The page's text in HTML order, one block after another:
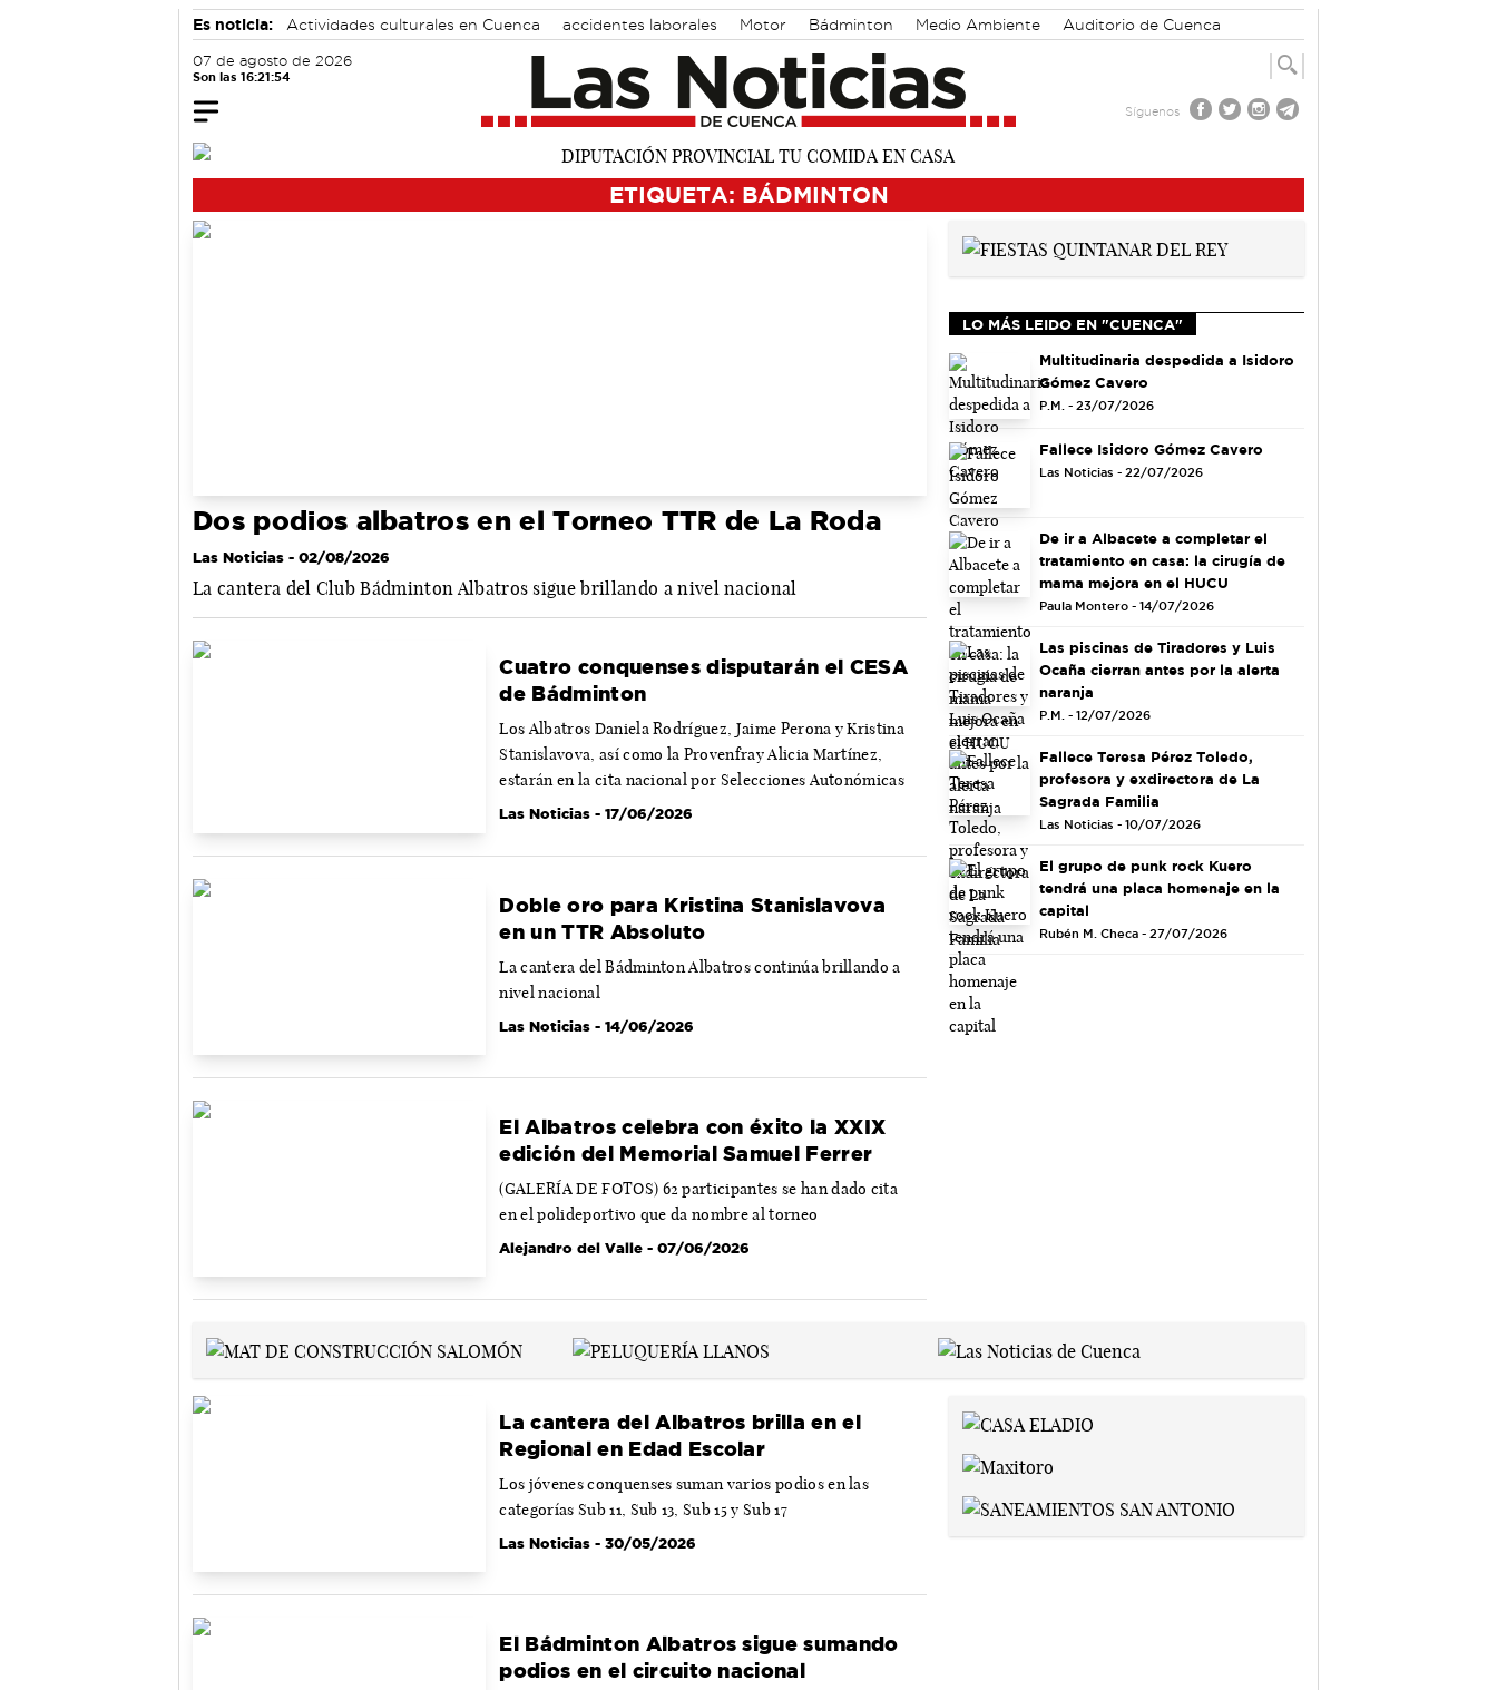
Es noticia: Actividades culturales en Cuenca accidentes laborales Motor Bádminton Medio Ambiente
Auditorio de Cuenca
07 de agosto de 2026
Son las 16:21:55
Síguenos
ETIQUETA: BÁDMINTON
Dos podios albatros en el Torneo TTR de La Roda
Las Noticias - 02/08/2026
La cantera del Club Bádminton Albatros sigue brillando a nivel nacional
Cuatro conquenses disputarán el CESA
de Bádminton
Los Albatros Daniela Rodríguez, Jaime Perona y Kristina
Stanislavova, así como la Provenfray Alicia Martínez,
estarán en la cita nacional por Selecciones Autonómicas
Las Noticias - 17/06/2026
Doble oro para Kristina Stanislavova
en un TTR Absoluto
La cantera del Bádminton Albatros continúa brillando a
nivel nacional
Las Noticias - 14/06/2026
El Albatros celebra con éxito la XXIX
edición del Memorial Samuel Ferrer
(GALERÍA DE FOTOS) 62 participantes se han dado cita
en el polideportivo que da nombre al torneo
Alejandro del Valle - 07/06/2026
LO MÁS LEIDO EN "CUENCA"
Multitudinaria despedida a Isidoro
Gómez Cavero
P.M. - 23/07/2026
Fallece Isidoro Gómez Cavero
Las Noticias - 22/07/2026
De ir a Albacete a completar el
tratamiento en casa: la cirugía de
mama mejora en el HUCU
Paula Montero - 14/07/2026
Las piscinas de Tiradores y Luis
Ocaña cierran antes por la alerta
naranja
P.M. - 12/07/2026
Fallece Teresa Pérez Toledo,
profesora y exdirectora de La
Sagrada Familia
Las Noticias - 10/07/2026
El grupo de punk rock Kuero
tendrá una placa homenaje en la
capital
Rubén M. Checa - 27/07/2026
La cantera del Albatros brilla en el
Regional en Edad Escolar
Los jóvenes conquenses suman varios podios en las
categorías Sub 11, Sub 13, Sub 15 y Sub 17
Las Noticias - 30/05/2026
El Bádminton Albatros sigue sumando
podios en el circuito nacional